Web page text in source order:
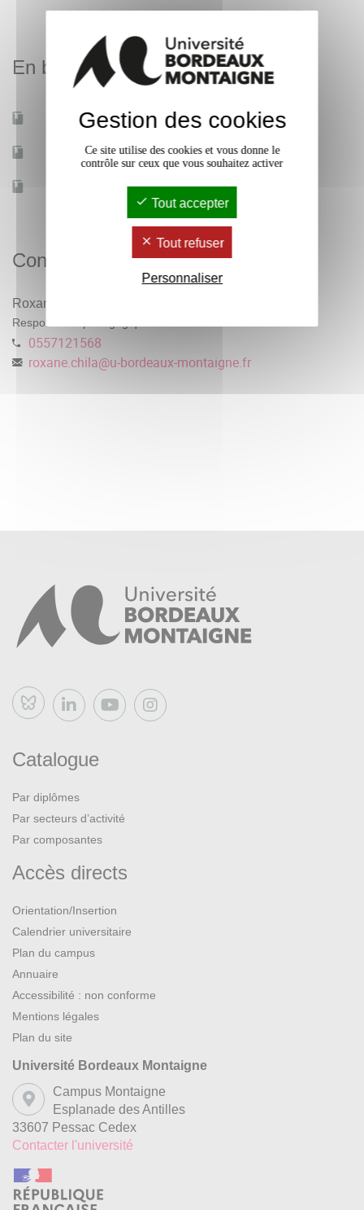
En bref
Mobilité d'études Oui
Accessible à distance Non
250
Contacts
Roxane Chilà
Responsable pédagogique
0557121568
roxane.chila@u-bordeaux-montaigne.fr
Bluesky
Catalogue
Par diplômes
Par secteurs d’activité
Par composantes
Accès directs
Orientation/Insertion
Calendrier universitaire
Plan du campus
Annuaire
Accessibilité : non conforme
Mentions légales
Plan du site
Université Bordeaux Montaigne
Campus Montaigne
Esplanade des Antilles
33607 Pessac Cedex
Contacter l'université
Gestion des cookies
Ce site utilise des cookies et vous donne le
contrôle sur ceux que vous souhaitez activer
Tout accepter
Tout refuser
Personnaliser